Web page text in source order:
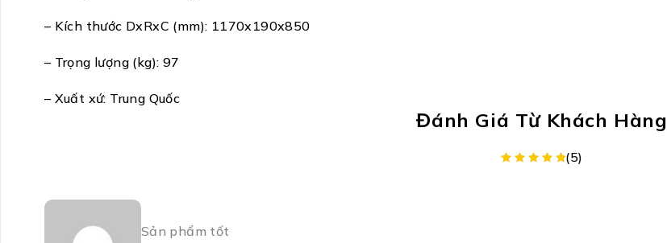
– Kích thước DxRxC (mm): 1170x190x850
– Trọng lượng (kg): 97
– Xuất xứ: Trung Quốc
Đánh Giá Từ Khách Hàng
(5)
Sản phẩm tốt